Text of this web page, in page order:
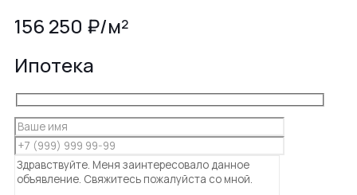
156 250 ₽/м²
Ипотека